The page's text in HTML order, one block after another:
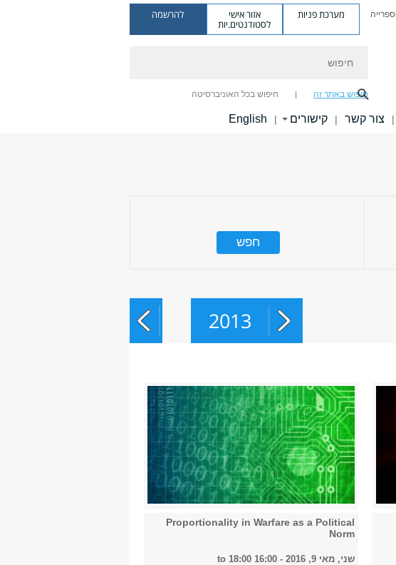
ספרייה מערכת פניות אזור אישי
לסטודנטים.יות
להרשמה
חיפוש באתר זה חיפוש בכל האוניברסיטה
| צור קשר | קישורים |
English
2013
2014
2015
2016
Proportionality in Warfare as a Political
Norm
שני, מאי 9, 2016 - 16:00
to
18:00